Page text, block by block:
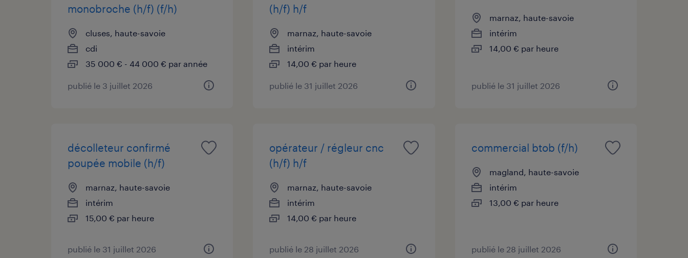
monobroche (h/f) (f/h)
cluses, haute-savoie
cdi
35 000 € - 44 000 € par année
publié le 3 juillet 2026
(h/f) h/f
marnaz, haute-savoie
intérim
14,00 € par heure
publié le 31 juillet 2026
marnaz, haute-savoie
intérim
14,00 € par heure
publié le 31 juillet 2026
décolleteur confirmé
poupée mobile (h/f)
marnaz, haute-savoie
intérim
15,00 € par heure
publié le 31 juillet 2026
opérateur / régleur cnc
(h/f) h/f
marnaz, haute-savoie
intérim
14,00 € par heure
publié le 28 juillet 2026
commercial btob (f/h)
magland, haute-savoie
intérim
13,00 € par heure
publié le 28 juillet 2026